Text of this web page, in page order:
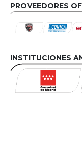
PROVEEDORES
INSTITUCIONES